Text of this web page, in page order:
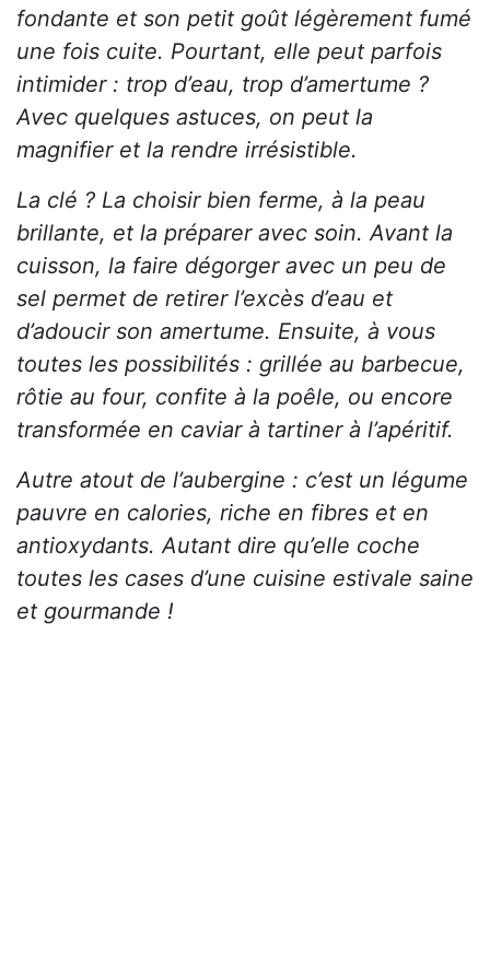
fondante et son petit goût légèrement fumé
une fois cuite. Pourtant, elle peut parfois
intimider : trop d’eau, trop d’amertume ?
Avec quelques astuces, on peut la
magnifier et la rendre irrésistible.
La clé ? La choisir bien ferme, à la peau
brillante, et la préparer avec soin. Avant la
cuisson, la faire dégorger avec un peu de
sel permet de retirer l’excès d’eau et
d’adoucir son amertume. Ensuite, à vous
toutes les possibilités : grillée au barbecue,
rôtie au four, confite à la poêle, ou encore
transformée en caviar à tartiner à l’apéritif.
Autre atout de l’aubergine : c’est un légume
pauvre en calories, riche en fibres et en
antioxydants. Autant dire qu’elle coche
toutes les cases d’une cuisine estivale saine
et gourmande !